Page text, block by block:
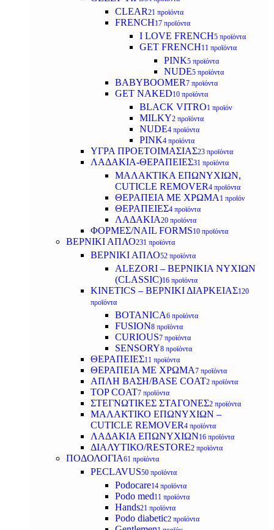
CLEAR21 προϊόντα
FRENCH17 προϊόντα
I LOVE FRENCH5 προϊόντα
GET FRENCH11 προϊόντα
PINK5 προϊόντα
NUDE5 προϊόντα
BABYBOOMER7 προϊόντα
GET NAKED10 προϊόντα
BLACK VITRO1 προϊόν
MILKY2 προϊόντα
NUDE4 προϊόντα
PINK4 προϊόντα
ΥΓΡΑ ΠΡΟΕΤΟΙΜΑΣΙΑΣ23 προϊόντα
ΛΑΔΑΚΙΑ-ΘΕΡΑΠΕΙΕΣ31 προϊόντα
ΜΑΛΑΚΤΙΚΑ ΕΠΩΝΥΧΙΩΝ,
CUTICLE REMOVER4 προϊόντα
ΘΕΡΑΠΕΙΑ ΜΕ ΧΡΩΜΑ 1 προϊόν
ΘΕΡΑΠΕΙΕΣ4 προϊόντα
ΛΑΔΑΚΙΑ20 προϊόντα
ΦΟΡΜΕΣ/NAIL FORMS10 προϊόντα
ΒΕΡΝΙΚΙ ΑΠΛΟ231 προϊόντα
ΒΕΡΝΙΚΙ ΑΠΛΟ52 προϊόντα
ALEZORI – ΒΕΡΝΙΚΙΑ ΝΥΧΙΩΝ
(CLASSIC)16 προϊόντα
KINETICS – ΒΕΡΝΙΚΙ ΔΙΑΡΚΕΙΑΣ120
προϊόντα
BOTANICA6 προϊόντα
FUSION8 προϊόντα
CURIOUS7 προϊόντα
SENSORY8 προϊόντα
ΘΕΡΑΠΕΙΕΣ11 προϊόντα
ΘΕΡΑΠΕΙΑ ΜΕ ΧΡΩΜΑ7 προϊόντα
ΑΠΛΗ ΒΑΣΗ/BASE COAT2 προϊόντα
TOP COAT7 προϊόντα
ΣΤΕΓΝΩΤΙΚΕΣ ΣΤΑΓΟΝΕΣ2 προϊόντα
ΜΑΛΑΚΤΙΚΟ ΕΠΩΝΥΧΙΩΝ –
CUTICLE REMOVER4 προϊόντα
ΛΑΔΑΚΙΑ ΕΠΩΝΥΧΙΩΝ16 προϊόντα
ΔΙΑΛΥΤΙΚΟ/RESTORE2 προϊόντα
ΠΟΔΟΛΟΓΙΑ61 προϊόντα
PECLAVUS50 προϊόντα
Podocare14 προϊόντα
Podo med11 προϊόντα
Hands21 προϊόντα
Podo diabetic2 προϊόντα